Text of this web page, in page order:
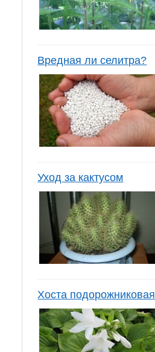
Вредная ли селитра?
Уход за кактусом
Хоста подорожниковая